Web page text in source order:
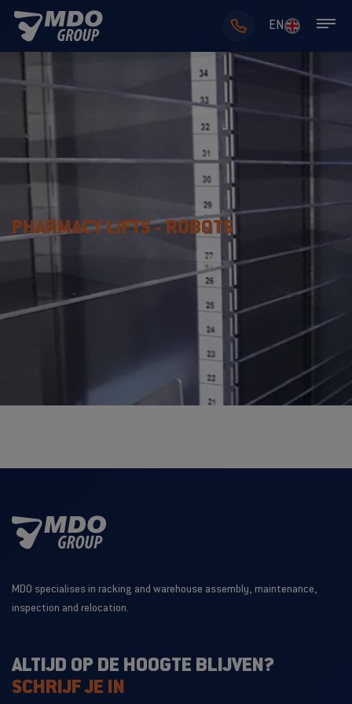
EN
PHARMACY LIFTS - ROBOTS
MDO specialises in racking and warehouse assembly, maintenance,
inspection and relocation.
ALTIJD OP DE HOOGTE BLIJVEN?
SCHRIJF JE IN